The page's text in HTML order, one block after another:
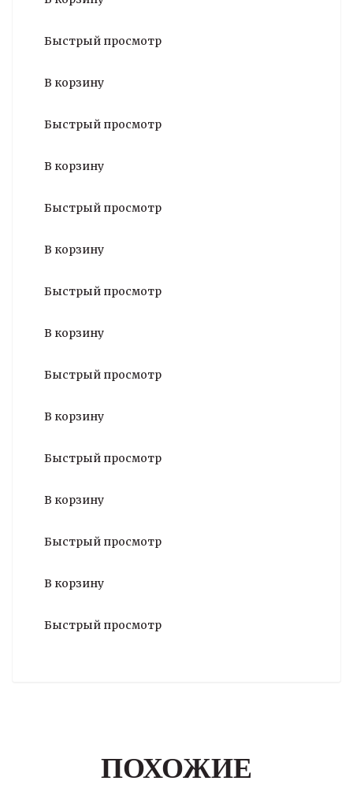
Быстрый просмотр
В корзину
Быстрый просмотр
В корзину
Быстрый просмотр
В корзину
Быстрый просмотр
В корзину
Быстрый просмотр
В корзину
Быстрый просмотр
В корзину
Быстрый просмотр
В корзину
Быстрый просмотр
ПОХОЖИЕ